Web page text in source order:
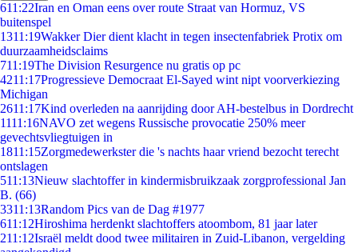
611:22Iran en Oman eens over route Straat van Hormuz, VS
buitenspel
1311:19Wakker Dier dient klacht in tegen insectenfabriek Protix om
duurzaamheidsclaims
711:19The Division Resurgence nu gratis op pc
4211:17Progressieve Democraat El-Sayed wint nipt voorverkiezing
Michigan
2611:17Kind overleden na aanrijding door AH-bestelbus in Dordrecht
1111:16NAVO zet wegens Russische provocatie 250% meer
gevechtsvliegtuigen in
1811:15Zorgmedewerkster die 's nachts haar vriend bezocht terecht
ontslagen
511:13Nieuw slachtoffer in kindermisbruikzaak zorgprofessional Jan
B. (66)
3311:13Random Pics van de Dag #1977
611:12Hiroshima herdenkt slachtoffers atoombom, 81 jaar later
211:12Israël meldt dood twee militairen in Zuid-Libanon, vergelding